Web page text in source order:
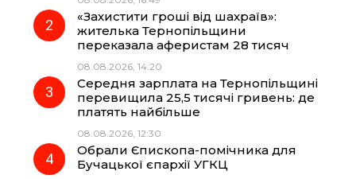
o
k
r
a
m
«Захистити гроші від шахраїв»:
жителька Тернопільщини
переказала аферистам 28 тисяч
08.08.2026, 14:20
Середня зарплата на Тернопільщині
перевищила 25,5 тисячі гривень: де
платять найбільше
08.08.2026, 12:30
Обрали Єпископа-помічника для
Бучацької єпархії УГКЦ